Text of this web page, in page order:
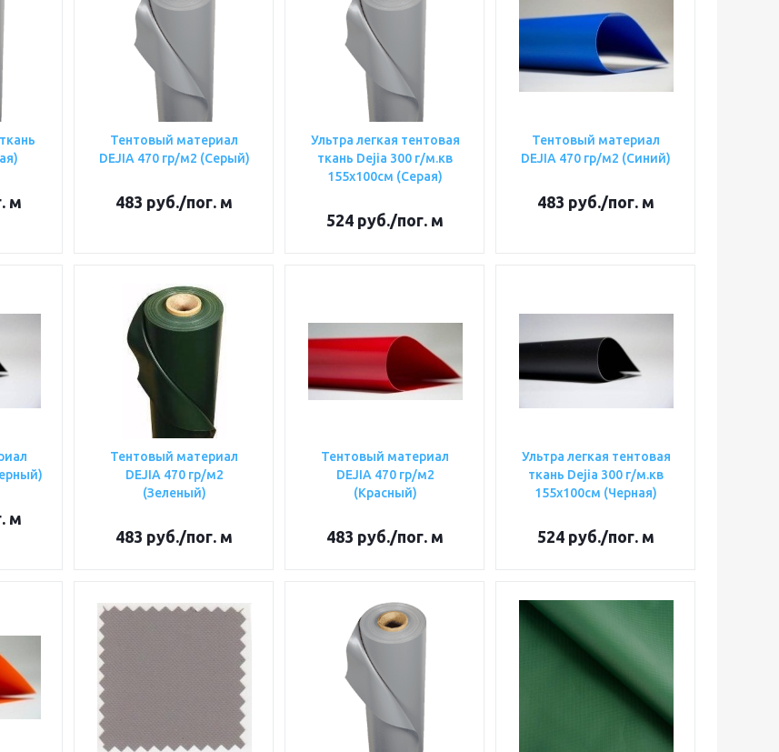
м
Тентовый материал
DEJIA 470 гр/м2 (Серый)
483 руб./пог. м
Ультра легкая тентовая
ткань Dejia 300 г/м.кв
155х100см (Серая)
524 руб./пог. м
Тентовый материал
DEJIA 470 гр/м2 (Синий)
483 руб./пог. м
м
Тентовый материал
DEJIA 470 гр/м2
(Зеленый)
483 руб./пог. м
Тентовый материал
DEJIA 470 гр/м2
(Красный)
483 руб./пог. м
Ультра легкая тентовая
ткань Dejia 300 г/м.кв
155х100см (Черная)
524 руб./пог. м